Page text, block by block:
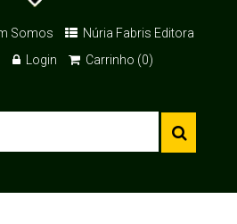
Somos
Núria Fabris Editora
Login Carrinho (0)